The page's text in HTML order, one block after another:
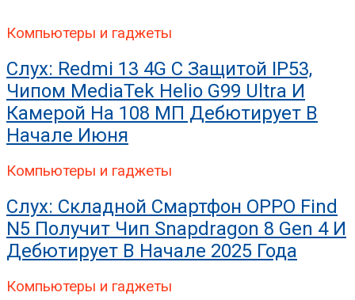
Компьютеры и гаджеты
Слух: Redmi 13 4G С Защитой IP53,
Чипом MediaTek Helio G99 Ultra И
Камерой На 108 МП Дебютирует В
Начале Июня
Компьютеры и гаджеты
Слух: Складной Смартфон OPPO Find
N5 Получит Чип Snapdragon 8 Gen 4 И
Дебютирует В Начале 2025 Года
Компьютеры и гаджеты